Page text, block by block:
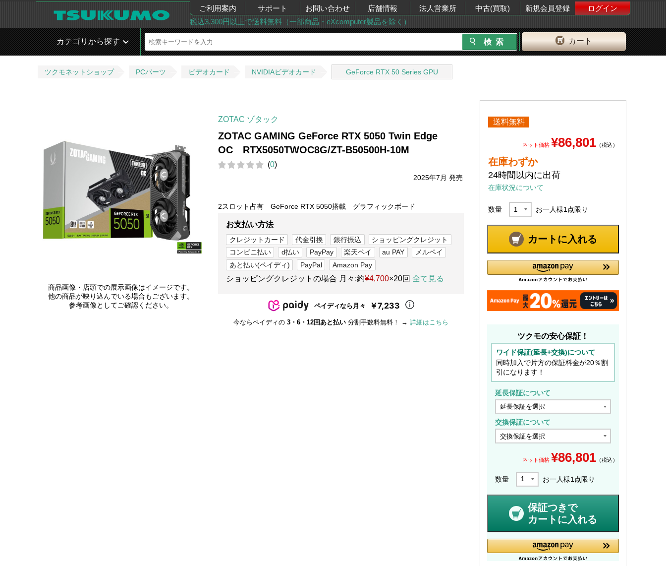
ご利用案内 サポート お問い合わせ 店舗情報 法人営業所 中古(買取) 新規会員登録
ログイン
税込3,300円以上で送料無料（一部商品・eXcomputer製品を除く）
カート
カテゴリから探す
ツクモネットショップ PCパーツ ビデオカード NVIDIAビデオカード GeForce RTX 50 Series GPU
商品画像・店頭での展示画像はイメージです。
他の商品が映り込んでいる場合もございます。
参考画像としてご確認ください。
ZOTAC ゾタック
ZOTAC GAMING GeForce RTX 5050 Twin Edge
OC RTX5050TWOC8G/ZT-B50500H-10M
(0)
2025年7月 発売
2スロット占有 GeForce RTX 5050搭載 グラフィックボード
お支払い方法
クレジットカード 代金引換 銀行振込
ショッピングクレジット
コンビニ払い
d払い PayPay 楽天ペイ au PAY
メルペイ
あと払い(ペイディ)
PayPal Amazon Pay
ショッピングクレジットの場合 月々:約¥4,700×20回 全て見る
ペイディなら月々 ￥7,233
今ならペイディの 3・6・12回あと払い 分割手数料無料！ → 詳細はこちら
送料無料
ネット価格 ¥86,801 （税込）
在庫わずか
24時間以内に出荷
在庫状況について
数量 お一人様1 点限り
カートに入れる
ツクモの安心保証！
ワイド保証(延長+交換)について
同時加入で片方の保証料金が20％割
引になります！
延長保証について
交換保証について
ネット価格 ¥86,801 （税込）
数量 お一人様1 点限り
保証つきで
カートに入れる